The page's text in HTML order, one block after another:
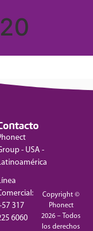
- USA -
317
6060
Copyright ©
Phonect
2026 – Todos
los derechos